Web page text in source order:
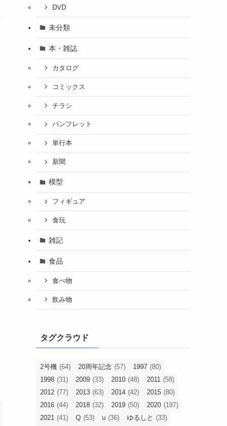
DVD
未分類
本・雑誌
カタログ
コミックス
チラシ
パンフレット
単行本
新聞
模型
フィギュア
食玩
雑記
食品
食べ物
飲み物
タグクラウド
2号機 (64) 20周年記念 (57) 1997 (80)
1998 (31) 2009 (33) 2010 (48) 2011 (58)
2012 (77) 2013 (63) 2014 (42) 2015 (80)
2016 (44) 2018 (32) 2019 (50) 2020 (197)
2021 (41) Q (53) u (36) ゆるしと (33)